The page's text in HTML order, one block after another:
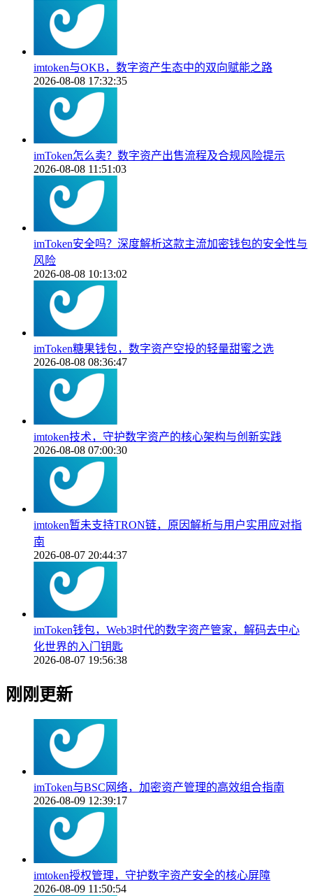
imtoken与OKB，数字资产生态中的双向赋能之路
2026-08-08 17:32:35
imToken怎么卖？数字资产出售流程及合规风险提示
2026-08-08 11:51:03
imToken安全吗？深度解析这款主流加密钱包的安全性与
风险
2026-08-08 10:13:02
imToken糖果钱包，数字资产空投的轻量甜蜜之选
2026-08-08 08:36:47
imtoken技术，守护数字资产的核心架构与创新实践
2026-08-08 07:00:30
imtoken暂未支持TRON链，原因解析与用户实用应对指
南
2026-08-07 20:44:37
imToken钱包，Web3时代的数字资产管家，解码去中心
化世界的入门钥匙
2026-08-07 19:56:38
刚刚更新
imToken与BSC网络，加密资产管理的高效组合指南
2026-08-09 12:39:17
imtoken授权管理，守护数字资产安全的核心屏障
2026-08-09 11:50:54